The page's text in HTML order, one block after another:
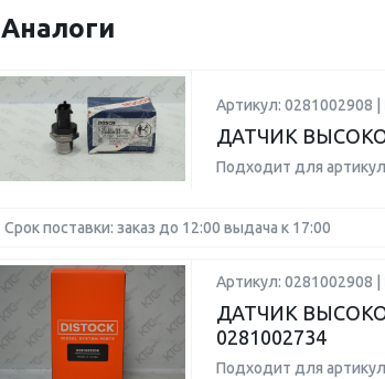
Аналоги
Артикул: 0281002908 |
ДАТЧИК
Подходит для
Срок поставки: заказ до 12:00 выдача к 17:00
Артикул: 0281002908 |
ДАТЧИК
0281002734
Подходит для